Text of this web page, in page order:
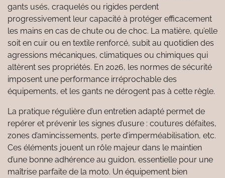
gants usés, craquelés ou rigides perdent
progressivement leur capacité à protéger efficacement
les mains en cas de chute ou de choc. La matière, qu’elle
soit en cuir ou en textile renforcé, subit au quotidien des
agressions mécaniques, climatiques ou chimiques qui
altèrent ses propriétés. En 2026, les normes de sécurité
imposent une performance irréprochable des
équipements, et les gants ne dérogent pas à cette règle.
La pratique régulière d’un entretien adapté permet de
repérer et prévenir les signes d’usure : coutures défaites,
zones d’amincissements, perte d’imperméabilisation, etc.
Ces éléments jouent un rôle majeur dans le maintien
d’une bonne adhérence au guidon, essentielle pour une
maîtrise parfaite de la moto. Un équipement bien